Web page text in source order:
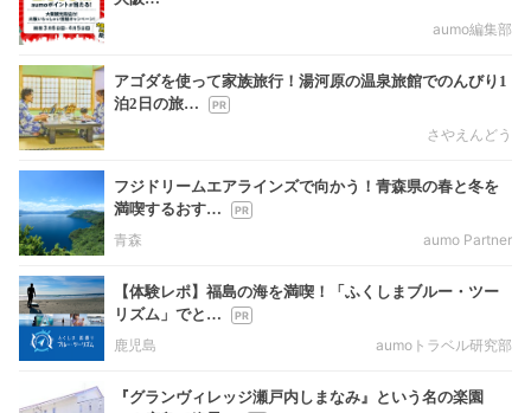
aumo編集部
アゴダを使って家族旅行！湯河原の温泉旅館でのんびり1
泊2日の旅…
さやえんどう
フジドリームエアラインズで向かう！青森県の春と冬を
満喫するおす…
青森
aumo Partner
【体験レポ】福島の海を満喫！「ふくしまブルー・ツー
リズム」でと…
鹿児島
aumoトラベル研究部
『グランヴィレッジ瀬戸内しまなみ』という名の楽園